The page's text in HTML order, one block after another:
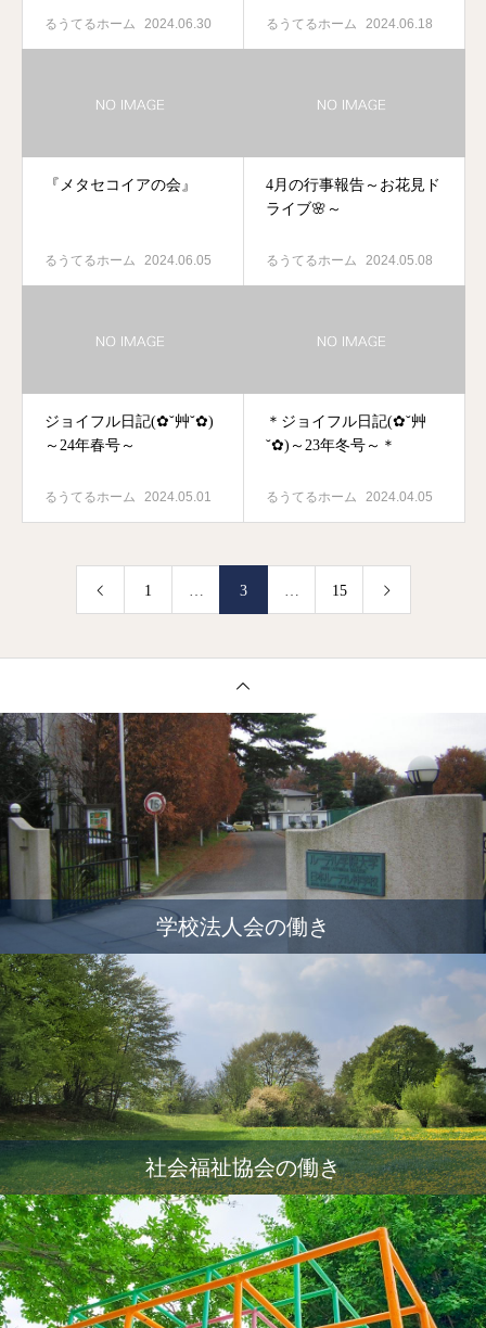
るうてるホーム 2024.06.30 るうてるホーム 2024.06.18
『メタセコイアの会』
るうてるホーム 2024.06.05
4月の行事報告～お花見ド
ライブ🌸～
るうてるホーム 2024.05.08
ジョイフル日記(✿˘艸˘✿)
～24年春号～
るうてるホーム 2024.05.01
＊ジョイフル日記(✿˘艸
˘✿)～23年冬号～＊
るうてるホーム 2024.04.05
1 … 3 … 15
学校法人会の働き
社会福祉協会の働き